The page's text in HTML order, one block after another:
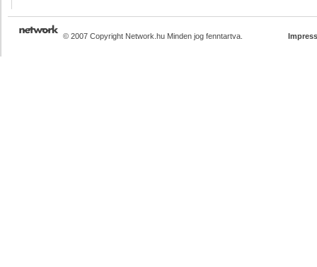
© 2007 Copyright Network.hu Minden jog fenntartva.